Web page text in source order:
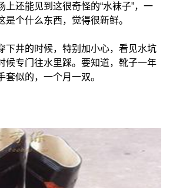
上还能见到这很奇怪的“水袜子”，一
是个什么东西，觉得很新鲜。
井的时候，特别加小心，看见水坑
候专门往水里踩。要知道，靴子一年
套似的，一个月一双。